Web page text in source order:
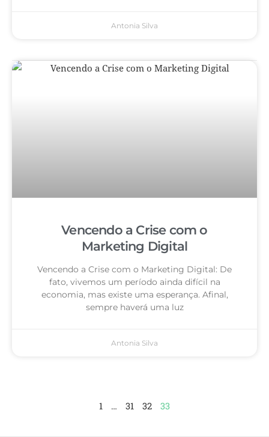
Antonia Silva
Vencendo a Crise com o
Marketing Digital
Vencendo a Crise com o Marketing Digital: De
fato, vivemos um período ainda difícil na
economia, mas existe uma esperança. Afinal,
sempre haverá uma luz
Antonia Silva
1 … 31 32 33